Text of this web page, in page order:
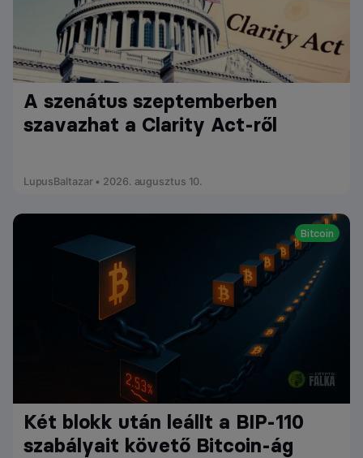
A szenátus szeptemberben
szavazhat a Clarity Act-ről
LupusBaltazar • 2026. augusztus 10.
Bitcoin
Két blokk után leállt a BIP-110
szabályait követő Bitcoin-ág